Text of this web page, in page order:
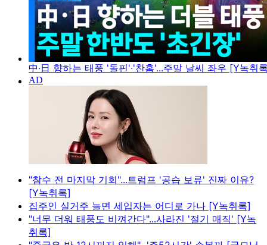
中·日 향하는 태풍 '돌핀'·'찬홈'...주말 날씨 좌우 [Y녹취
"참수 전 마지막 기회"...트럼프 '공습 보류' 진짜 이유?
[Y녹취록]
집주인 실거주 늘면 세입자는 어디로 가나 [Y녹취록]
"너무 더워 태풍도 비껴간다"...사라진 '절기 매직' [Y녹
취록]